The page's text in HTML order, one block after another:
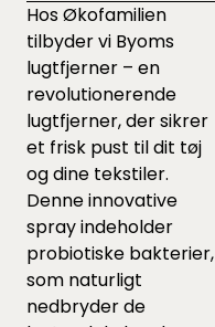
Hos Økofamilien
tilbyder vi Byoms
lugtfjerner – en
revolutionerende
lugtfjerner, der sikrer
et frisk pust til dit tøj
og dine tekstiler.
Denne innovative
spray indeholder
probiotiske bakterier,
som naturligt
nedbryder de